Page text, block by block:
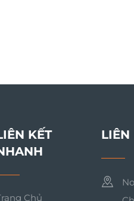
KẾT
Chủ
LIÊN